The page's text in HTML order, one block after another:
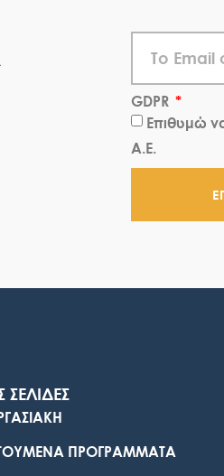
GDPR
Επιθυμώ
Α.Ε.
ΣΕΛΙΔΕΣ
ΠΡΟΓΡΑΜΜΑΤΑ